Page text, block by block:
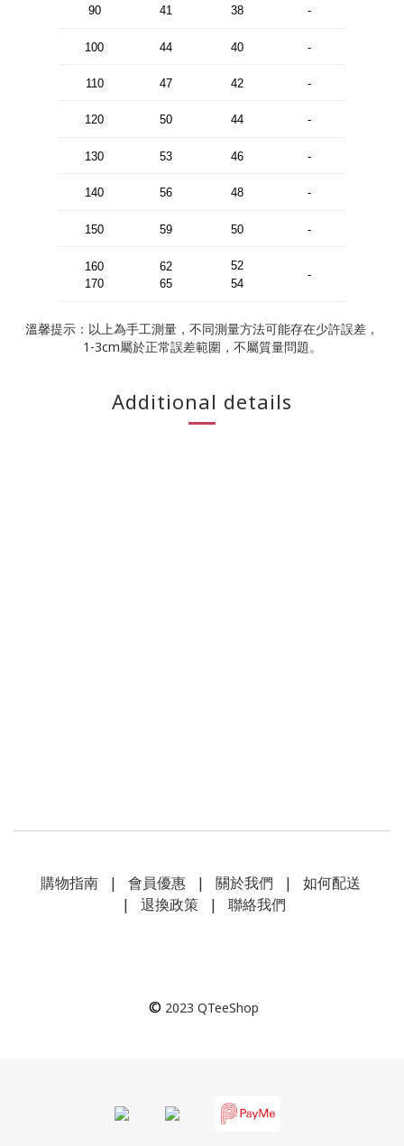
90 41 38 -
100 44 40 -
110 47 42 -
120 50 44 -
130 53 46 -
140 56 48 -
150 59 50 -
160
170
62
65
52
54
-
溫馨提示：以上為手工測量，不同測量方法可能存在少許誤差，
1-3cm屬於正常誤差範圍，不屬質量問題。
Additional details
購物指南| 會員優惠| 關於我們 | 如何配送
| 退換政策 | 聯絡我們
© 2023 QTeeShop